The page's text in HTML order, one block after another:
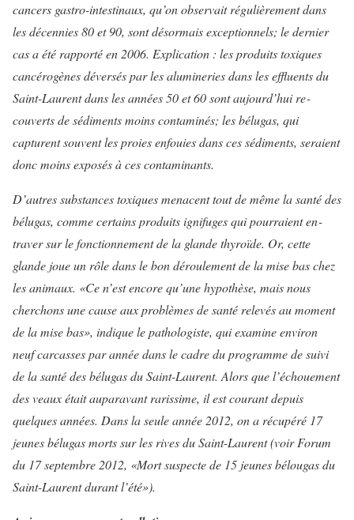
cancers gastro-intestinaux, qu’on observait régulièrement dans
les décennies 80 et 90, sont désormais exceptionnels; le dernier
cas a été rapporté en 2006. Explication : les produits toxiques
cancérogènes dé­versés par les alumineries dans les effluents du
Saint-Laurent dans les années 50 et 60 sont aujourd’hui re­
couverts de sédiments moins conta­minés; les bélugas, qui
capturent souvent les proies enfouies dans ces sédiments, seraient
donc moins ex­posés à ces contaminants.
D’autres substances toxiques menacent tout de même la santé des
bélugas, comme certains pro­duits ignifuges qui pourraient en­
traver sur le fonctionnement de la glande thyroïde. Or, cette
glande joue un rôle dans le bon déroule­ment de la mise bas chez
les ani­maux. «Ce n’est encore qu’une hy­pothèse, mais nous
cherchons une cause aux problèmes de santé rele­vés au moment
de la mise bas», in­dique le pathologiste, qui examine environ
neuf carcasses par année dans le cadre du programme de suivi
de la santé des bélugas du Saint-Laurent. Alors que l’échoue­ment
des veaux était auparavant rarissime, il est courant depuis
quelques années. Dans la seule année 2012, on a récupéré 17
jeunes bélugas morts sur les rives du Saint-Laurent (voirForum
du 17 septembre 2012, «Mort suspecte de 15 jeunes bélougas du
Saint-Laurent durant l’été»).